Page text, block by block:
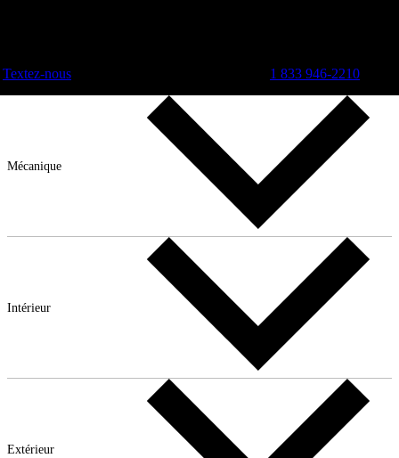
Textez-nous 1 833 946-2210
Mécanique
Intérieur
Extérieur